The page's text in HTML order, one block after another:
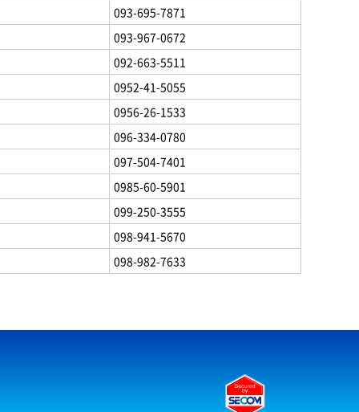
093-695-7871
093-967-0672
092-663-5511
0952-41-5055
0956-26-1533
096-334-0780
097-504-7401
0985-60-5901
099-250-3555
098-941-5670
098-982-7633